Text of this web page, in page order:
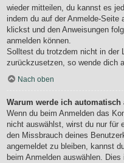
wieder mitteilen, du kannst es
indem du auf der Anmelde-Seite
klickst und den Anweisungen
anmelden können.
Solltest du trotzdem nicht in der
zurückzusetzen, so wende dich
Nach oben
Warum werde ich automatisch
Wenn du beim Anmelden das
nicht auswählst, wirst du nur für
den Missbrauch deines
angemeldet zu bleiben, kannst
beim Anmelden auswählen.